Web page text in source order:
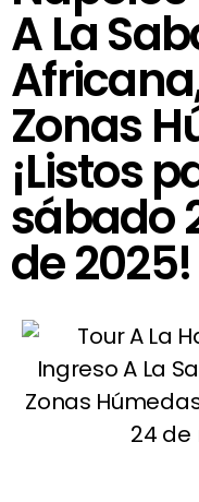
A La
Zonas
¡Listos
sábado
de 2025!